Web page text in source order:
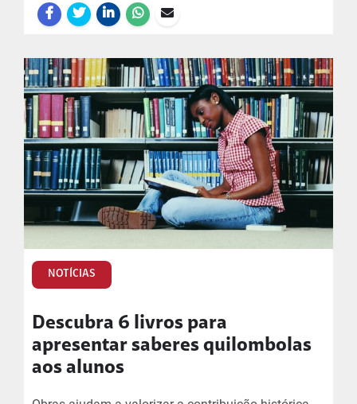
NOTÍCIAS
Descubra 6 livros para
apresentar saberes quilombolas
aos alunos